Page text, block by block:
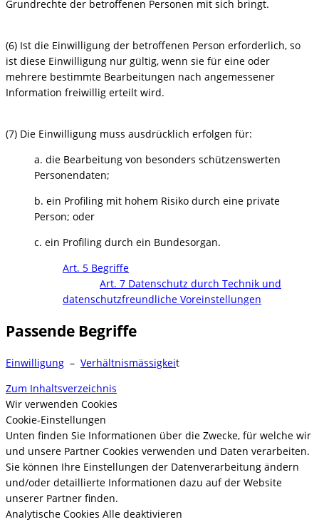
Grundrechte der betroffenen Personen mit sich bringt.
(6) Ist die Einwilligung der betroffenen Person erforderlich, so
ist diese Einwilligung nur gültig, wenn sie für eine oder
mehrere bestimmte Bearbeitungen nach angemessener
Information freiwillig erteilt wird.
(7) Die Einwilligung muss ausdrücklich erfolgen für:
a. die Bearbeitung von besonders schützenswerten
Personendaten;
b. ein Profiling mit hohem Risiko durch eine private
Person; oder
c. ein Profiling durch ein Bundesorgan.
Art. 5 Begriffe
Art. 7 Datenschutz durch Technik und
datenschutzfreundliche Voreinstellungen
Passende Begriffe
Einwilligung – Verhältnismässigkeit
Zum Inhaltsverzeichnis
Wir verwenden Cookies
Cookie-Einstellungen
Unten finden Sie Informationen über die Zwecke, für welche wir
und unsere Partner Cookies verwenden und Daten verarbeiten.
Sie können Ihre Einstellungen der Datenverarbeitung ändern
und/oder detaillierte Informationen dazu auf der Website
unserer Partner finden.
Analytische Cookies Alle deaktivieren